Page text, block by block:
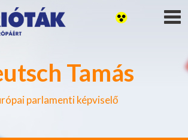
Tamás
parlamenti képviselő